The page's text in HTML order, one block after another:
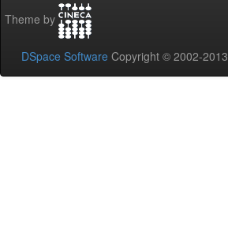
Theme by
DSpace Software Copyright © 2002-2013